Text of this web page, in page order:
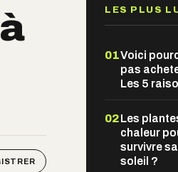
LES PLUS
01Voici
pas
Les 5
02Les
chaleur
survivre
soleil ?